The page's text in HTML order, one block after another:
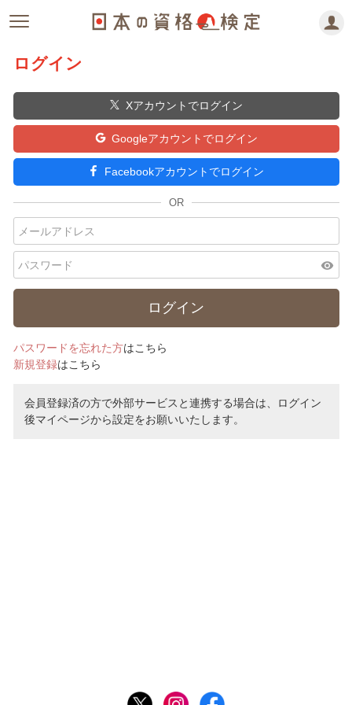
ログイン
Xアカウントでログイン
Googleアカウントでログイン
Facebookアカウントでログイン
visibility
パスワードを忘れた方はこちら
新規登録はこちら
会員登録済の方で外部サービスと連携する場合は、ログイン
後マイページから設定をお願いいたします。